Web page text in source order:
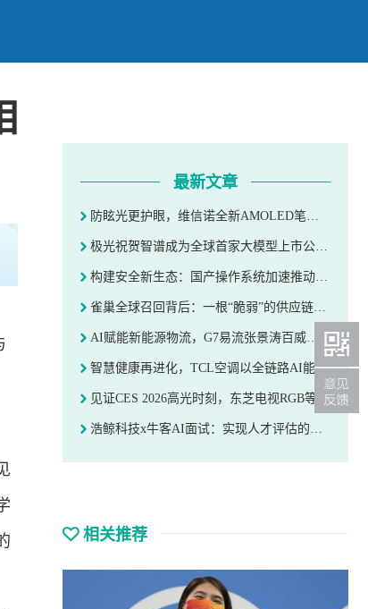
最新文章
防眩光更护眼，维信诺全新AMOLED笔电亮相2026 CES
极光祝贺智谱成为全球首家大模型上市公司：继续以全球化消息与认证能力护航 AI 应用规模化
构建安全新生态：国产操作系统加速推动金融国产化深化落地
雀巢全球召回背后：一根“脆弱”的供应链与婴配粉行业的安全重构
AI赋能新能源物流，G7易流张景涛百威大会分享管理新思路
智慧健康再进化，TCL空调以全链路AI能力，定义新一代AI健康空调
见证CES 2026高光时刻，东芝电视RGB等三大黑科技解锁视听盛宴
浩鲸科技x牛客AI面试：实现人才评估的提效+提质
相关推荐